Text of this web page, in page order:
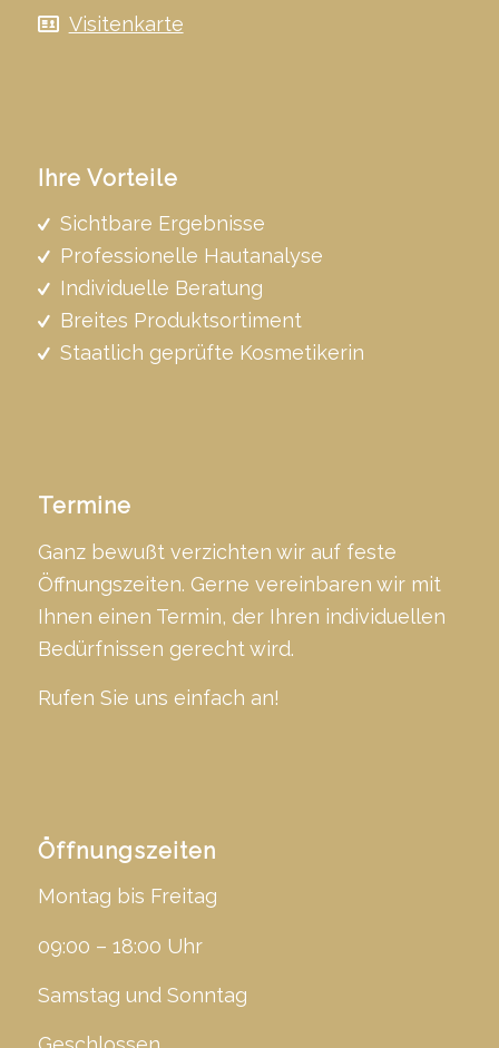
Visitenkarte
Ihre Vorteile
Sichtbare Ergebnisse
Professionelle Hautanalyse
Individuelle Beratung
Breites Produktsortiment
Staatlich geprüfte Kosmetikerin
Termine
Ganz bewußt verzichten wir auf feste
Öffnungszeiten. Gerne vereinbaren wir mit
Ihnen einen Termin, der Ihren individuellen
Bedürfnissen gerecht wird.
Rufen Sie uns einfach an!
Öffnungszeiten
Montag bis Freitag
09:00 – 18:00 Uhr
Samstag und Sonntag